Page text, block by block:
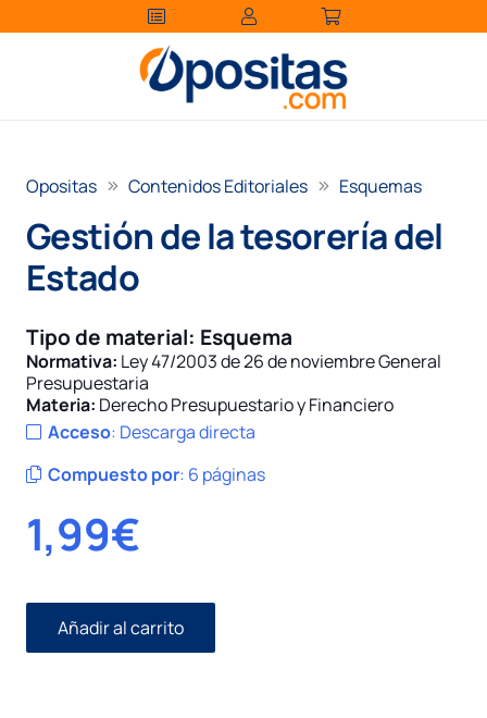
Opositas Contenidos Editoriales Esquemas
Gestión de la tesorería del
Estado
Tipo de material: Esquema
Normativa: Ley 47/2003 de 26 de noviembre General
Presupuestaria
Materia: Derecho Presupuestario y Financiero
Acceso: Descarga directa
Compuesto por: 6 páginas
1,99€
Gestión
de
Añadir al carrito